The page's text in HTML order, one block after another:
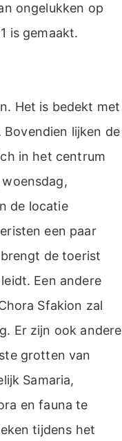
ongelukken op
is gemaakt.
Het is bedekt met
lijken de
in het centrum
de locatie
een paar
de toerist
Een andere
Sfakion zal
Er zijn ook andere
grotten van
Samaria,
en fauna te
tijdens het